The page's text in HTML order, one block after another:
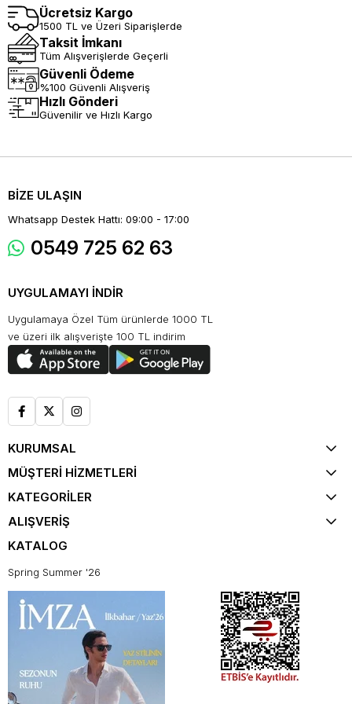
Ücretsiz Kargo
1500 TL ve Üzeri Siparişlerde
Taksit İmkanı
Tüm Alışverişlerde Geçerli
Güvenli Ödeme
%100 Güvenli Alışveriş
Hızlı Gönderi
Güvenilir ve Hızlı Kargo
BİZE ULAŞIN
Whatsapp Destek Hattı: 09:00 - 17:00
0549 725 62 63
UYGULAMAYI İNDİR
Uygulamaya Özel Tüm ürünlerde 1000 TL
ve üzeri ilk alışverişte 100 TL indirim
KURUMSAL
MÜŞTERİ HİZMETLERİ
KATEGORİLER
ALIŞVERİŞ
KATALOG
Spring Summer '26